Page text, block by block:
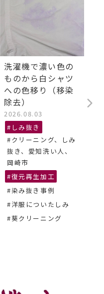
洗濯機で濃い色の
ものから白シャツ
への色移り（移染
除去）
2026.08.03
#しみ抜き
#クリーニング、しみ
抜き、愛知洗い人、
岡崎市
#復元再生加工
#染み抜き事例
#洋服についたしみ
#葵クリーニング